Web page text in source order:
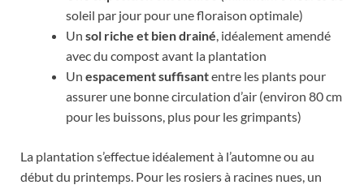
soleil par jour pour une floraison optimale)
Un sol riche et bien drainé , idéalement amendé
avec du compost avant la plantation
Un espacement suffisantentre les plants pour
assurer une bonne circulation d’air (environ 80 cm
pour les buissons, plus pour les grimpants)
La plantation s’effectue idéalement à l’automne ou au
début du printemps. Pour les rosiers à racines nues, un